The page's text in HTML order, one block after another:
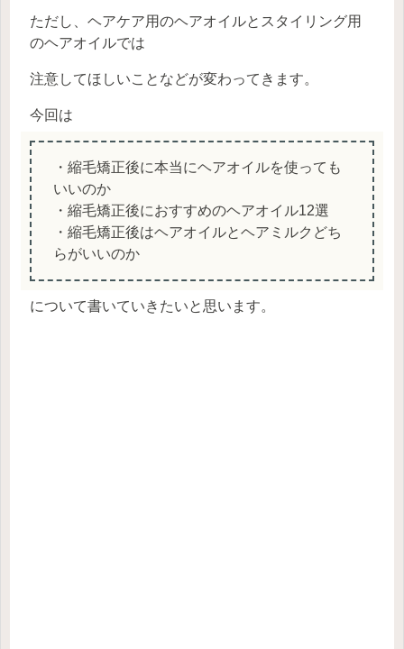
ただし、ヘアケア用のヘアオイルとスタイリング用
のヘアオイルでは
注意してほしいことなどが変わってきます。
今回は
・縮毛矯正後に本当にヘアオイルを使っても
いいのか
・縮毛矯正後におすすめのヘアオイル12選
・縮毛矯正後はヘアオイルとヘアミルクどち
らがいいのか
について書いていきたいと思います。